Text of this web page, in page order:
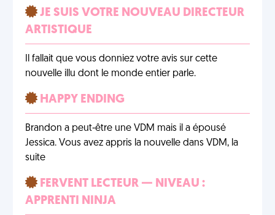
JE SUIS VOTRE NOUVEAU DIRECTEUR
ARTISTIQUE
Il fallait que vous donniez votre avis sur cette
nouvelle illu dont le monde entier parle.
HAPPY ENDING
Brandon a peut-être une VDM mais il a épousé
Jessica. Vous avez appris la nouvelle dans VDM, la
suite
FERVENT LECTEUR — NIVEAU :
APPRENTI NINJA